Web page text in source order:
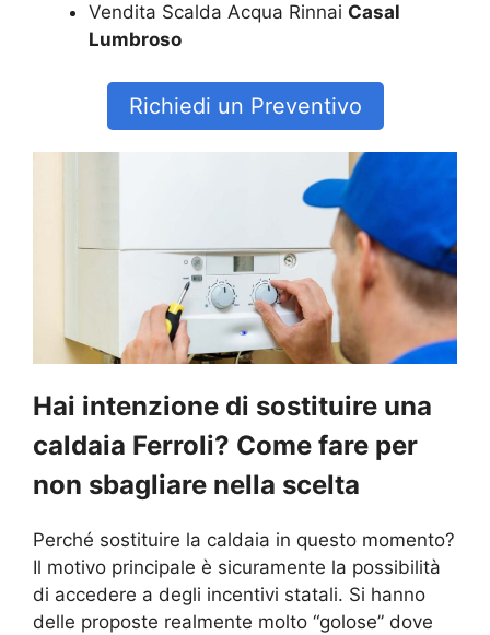
Vendita Scalda Acqua Rinnai Casal
Lumbroso
Richiedi un Preventivo
Hai intenzione di sostituire una
caldaia Ferroli? Come fare per
non sbagliare nella scelta
Perché sostituire la caldaia in questo momento?
Il motivo principale è sicuramente la possibilità
di accedere a degli incentivi statali. Si hanno
delle proposte realmente molto “golose” dove